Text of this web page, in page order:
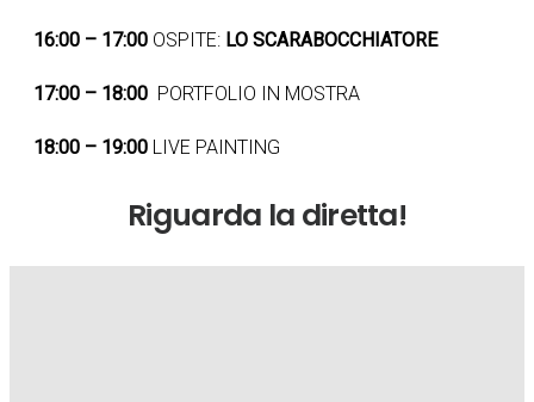
16:00 – 17:00 OSPITE: LO SCARABOCCHIATORE
17:00 – 18:00 PORTFOLIO IN MOSTRA
18:00 – 19:00 LIVE PAINTING
Riguarda la diretta!